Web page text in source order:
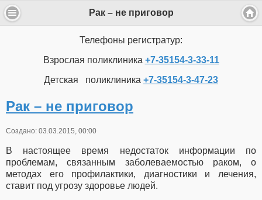
Рак – не приговор
Телефоны регистратур:
Взрослая поликлиника +7-35154-3-33-11
Детская поликлиника +7-35154-3-47-23
Рак – не приговор
Создано: 03.03.2015, 00:00
В настоящее время недостаток информации по
проблемам, связанным заболеваемостью раком, о
методах его профилактики, диагностики и лечения,
ставит под угрозу здоровье людей.